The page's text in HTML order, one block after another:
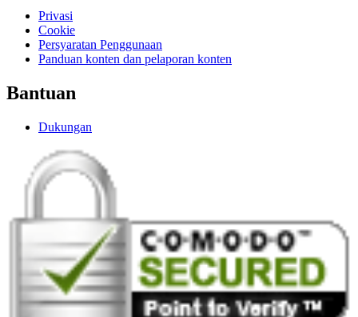
Privasi
Cookie
Persyaratan Penggunaan
Panduan konten dan pelaporan konten
Bantuan
Dukungan